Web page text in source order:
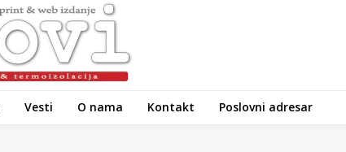
Vesti O nama Kontakt Poslovni adresar